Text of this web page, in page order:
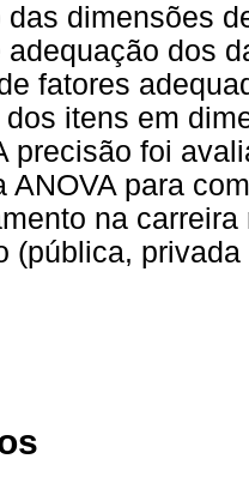
das dimensões
adequação dos
fatores
itens em
precisão foi
ANOVA para
na
(pública,